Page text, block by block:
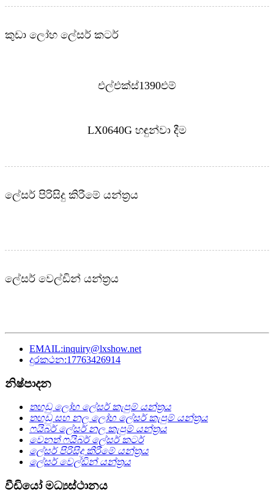
කුඩා ලෝහ ලේසර් කටර්
එල්එක්ස්1390එම්
LX0640G හඳුන්වා දීම
ලේසර් පිරිසිදු කිරීමේ යන්ත්‍රය
ලේසර් වෙල්ඩින් යන්ත්‍රය
EMAIL:inquiry@lxshow.net
දුරකථන:17763426914
නිෂ්පාදන
තහඩු ලෝහ ලේසර් කැපුම් යන්ත්‍රය
තහඩු සහ නල ලෝහ ලේසර් කැපුම් යන්ත්‍රය
ෆයිබර් ලේසර් නල කැපුම් යන්ත්‍රය
වෙනත් ෆයිබර් ලේසර් කටර්
ලේසර් පිරිසිදු කිරීමේ යන්ත්‍රය
ලේසර් වෙල්ඩින් යන්ත්‍රය
වීඩියෝ මධ්‍යස්ථානය